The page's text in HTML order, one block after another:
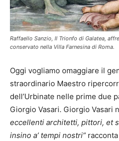
Raffaello Sanzio, Il Trionfo di Galatea,
conservato nella Villa Farnesina di Roma.
Oggi vogliamo omaggiare il
straordinario Maestro
dell’Urbinate nelle prime due
Giorgio Vasari. Giorgio Vasari
eccellenti architetti, pittori, et
insino a’ tempi nostri”